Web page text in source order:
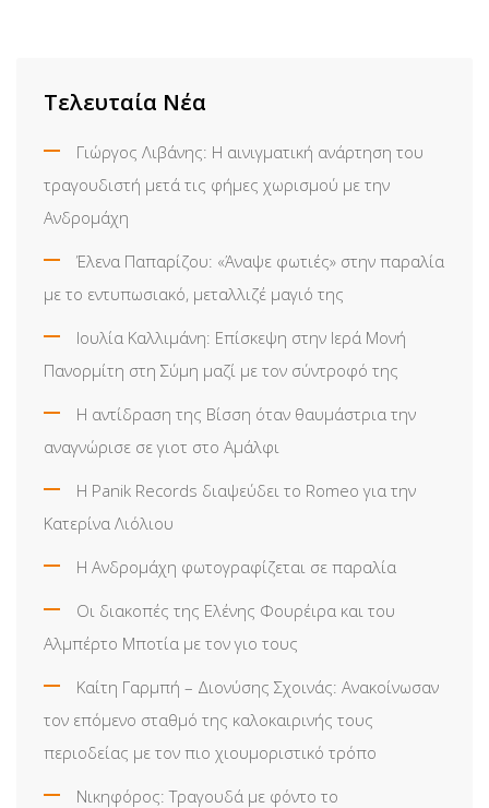
Τελευταία Νέα
Γιώργος Λιβάνης: Η αινιγματική ανάρτηση του
τραγουδιστή μετά τις φήμες χωρισμού με την
Ανδρομάχη
Έλενα Παπαρίζου: «Άναψε φωτιές» στην παραλία
με το εντυπωσιακό, μεταλλιζέ μαγιό της
Ιουλία Καλλιμάνη: Επίσκεψη στην Ιερά Μονή
Πανορμίτη στη Σύμη μαζί με τον σύντροφό της
Η αντίδραση της Βίσση όταν θαυμάστρια την
αναγνώρισε σε γιοτ στο Αμάλφι
Η Panik Records διαψεύδει το Romeo για την
Κατερίνα Λιόλιου
Η Ανδρομάχη φωτογραφίζεται σε παραλία
Οι διακοπές της Ελένης Φουρέιρα και του
Αλμπέρτο Μποτία με τον γιο τους
Καίτη Γαρμπή – Διονύσης Σχοινάς: Ανακοίνωσαν
τον επόμενο σταθμό της καλοκαιρινής τους
περιοδείας με τον πιο χιουμοριστικό τρόπο
Νικηφόρος: Τραγουδά με φόντο το